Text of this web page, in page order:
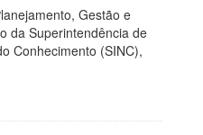
Gestão e
da Superintendência de
Conhecimento (SINC),